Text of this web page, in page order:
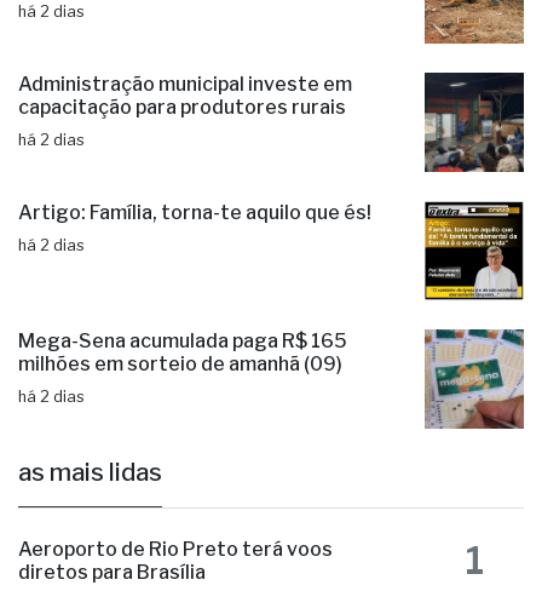
há 2 dias
Administração municipal investe em
capacitação para produtores rurais
há 2 dias
Artigo: Família, torna-te aquilo que és!
há 2 dias
Mega-Sena acumulada paga R$ 165
milhões em sorteio de amanhã (09)
há 2 dias
as mais lidas
Aeroporto de Rio Preto terá voos
diretos para Brasília
1